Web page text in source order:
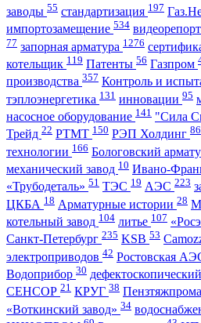
заводы 55 стандартизация 197
импортозамещение 534
77 запорная арматура 1276
котельщик 119 Патенты 56 Газпром
производства 357 Контроль и
тэплоэнергетика 131 инновации 95
насосное оборудование 141 "Сила
Трейд 22 РТМТ 150 РЭП Холдинг 86
технологии 166 Бологовский
механический завод 10 Ивано-
«Трубодеталь» 51 ТЭС 19 АЭС 223
ЦКБА 18 Арматурные истории 28
котельный завод 104 литье 107
Санкт-Петербург 235 KSB 53
электроприводов 42 Ростовская
Водоприбор 30
СЕНСОР 21 КРУГ 38
«Воткинский завод» 34